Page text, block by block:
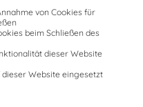
von Cookies für
beim Schließen des
dieser Website
Website eingesetzt